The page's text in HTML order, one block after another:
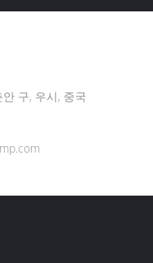
구, 우시, 중국